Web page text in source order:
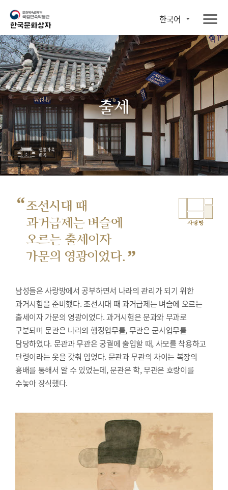
한국어
출세
“조선시대 때
과거급제는 벼슬에
오르는 출세이자
가문의 영광이었다. ”
사랑방
남성들은 사랑방에서 공부하면서 나라의 관리가 되기 위한
과거시험을 준비했다.조선시대 때 과거급제는 벼슬에 오르는
출세이자 가문의 영광이었다. 과거시험은 문과와 무과로
구분되며 문관은 나라의 행정업무를, 무관은 군사업무를
담당하였다. 문관과 무관은 궁궐에 출입할 때, 사모를 착용하고
단령이라는 옷을 갖춰 입었다. 문관과 무관의 차이는 복장의
흉배를 통해서 알 수 있었는데, 문관은 학, 무관은 호랑이를
수놓아 장식했다.